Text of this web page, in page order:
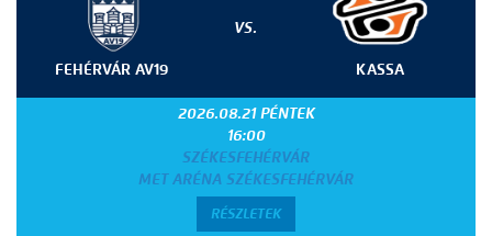
FEHÉRVÁR AV19
VS.
KASSA
2026.08.21 PÉNTEK
16:00
SZÉKESFEHÉRVÁR
MET ARÉNA SZÉKESFEHÉRVÁR
RÉSZLETEK